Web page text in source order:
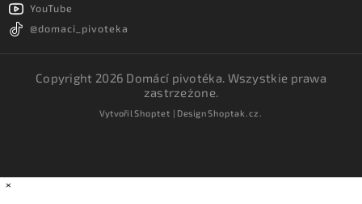
YouTube
@domaci_pivoteka
Copyright 2026 Domácí pivotéka. Wszystkie prawa
zastrzeżone.
VytvořilShoptet | DesignShoptak.cz.
×